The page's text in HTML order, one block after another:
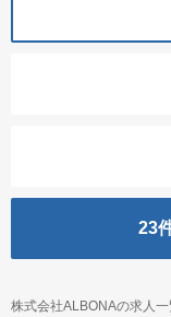
23
株式会社ALBONAの求人